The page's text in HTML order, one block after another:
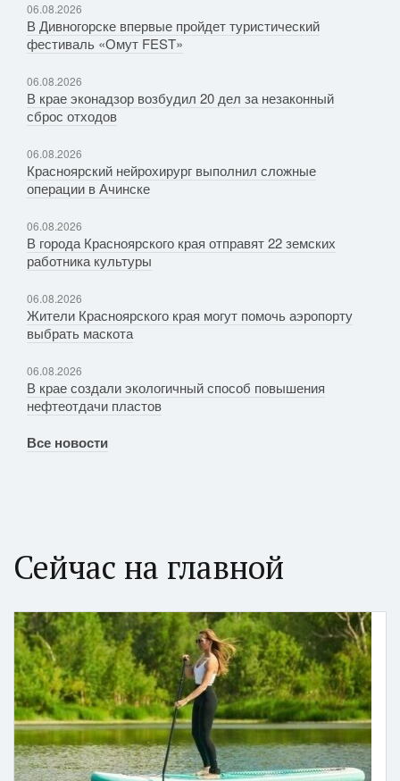
06.08.2026
В Дивногорске впервые пройдет туристический
фестиваль «Омут FEST»
06.08.2026
В крае эконадзор возбудил 20 дел за незаконный
сброс отходов
06.08.2026
Красноярский нейрохирург выполнил сложные
операции в Ачинске
06.08.2026
В города Красноярского края отправят 22 земских
работника культуры
06.08.2026
Жители Красноярского края могут помочь аэропорту
выбрать маскота
06.08.2026
В крае создали экологичный способ повышения
нефтеотдачи пластов
Все новости
Сейчас на главной